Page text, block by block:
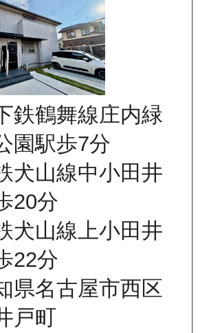
鉄鶴舞線庄内緑
園駅歩7分
犬山線中小田井
20分
犬山線上小田井
22分
県名古屋市西区
戸町